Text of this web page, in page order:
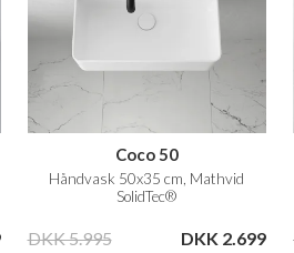
Coco 50
Håndvask 50x35 cm, Mathvid
SolidTec®
DKK 5.995 DKK 2.699